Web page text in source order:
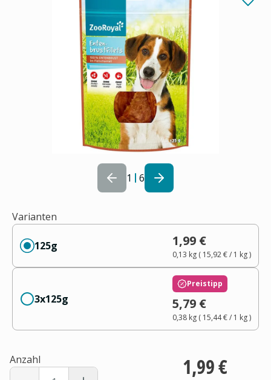
1 6
Varianten
125g 1,99 €
0,13 kg( 15,92 €/ 1 kg)
3x125g
Preistipp
5,79 €
0,38 kg( 15,44 €/ 1 kg)
Anzahl 1,99 €